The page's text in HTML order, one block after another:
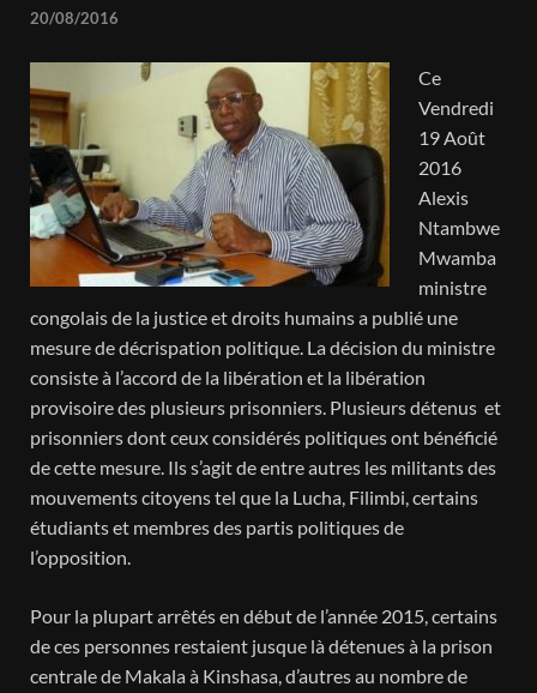
20/08/2016
Ce
Vendredi
19 Août
2016
Alexis
Ntambwe
Mwamba
ministre
congolais de la justice et droits humains a publié une
mesure de décrispation politique. La décision du ministre
consiste à l’accord de la libération et la libération
provisoire des plusieurs prisonniers. Plusieurs détenus et
prisonniers dont ceux considérés politiques ont bénéficié
de cette mesure. Ils s’agit de entre autres les militants des
mouvements citoyens tel que la Lucha, Filimbi, certains
étudiants et membres des partis politiques de
l’opposition.
Pour la plupart arrêtés en début de l’année 2015, certains
de ces personnes restaient jusque là détenues à la prison
centrale de Makala à Kinshasa, d’autres au nombre de